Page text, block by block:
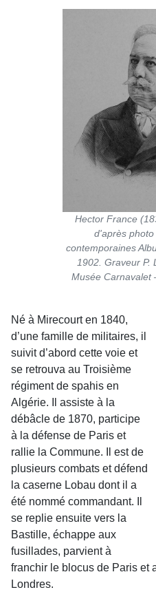
Hector France
d'après
contemporaines
1902. Graveur
Musée Carnavalet
Né à Mirecourt en 1840,
d’une famille de militaires, il
suivit d’abord cette voie et
se retrouva au Troisième
régiment de spahis en
Algérie. Il assiste à la
débâcle de 1870, participe
à la défense de Paris et
rallie la Commune. Il est de
plusieurs combats et défend
la caserne Lobau dont il a
été nommé commandant. Il
se replie ensuite vers la
Bastille, échappe aux
fusillades, parvient à
franchir le blocus de Paris et
Londres.